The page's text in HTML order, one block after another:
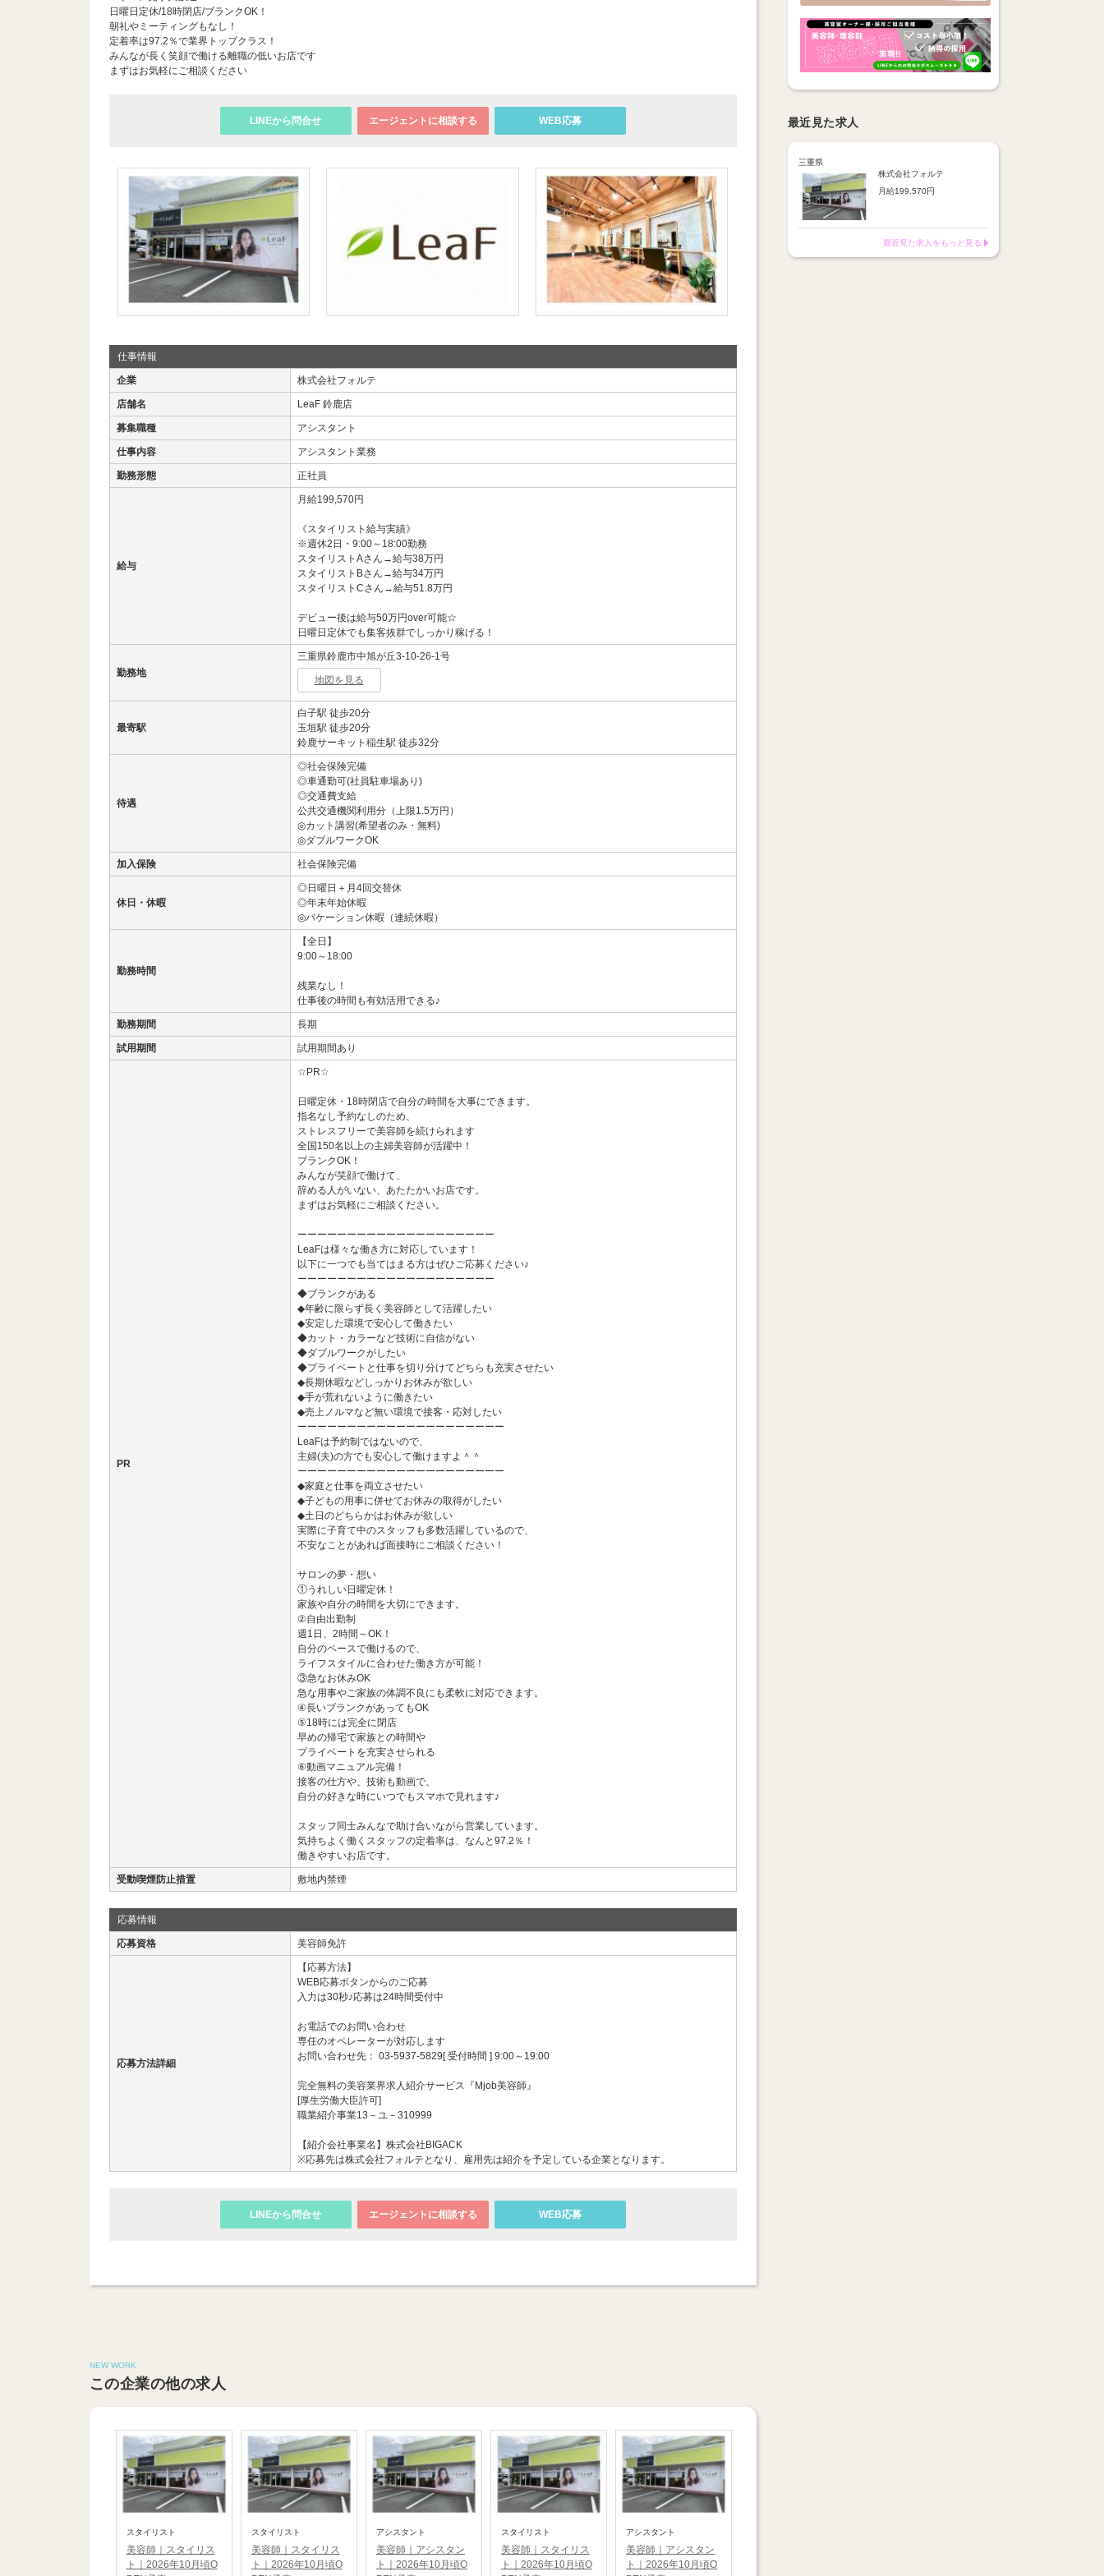
日曜日定休/18時閉店/ブランクOK！
朝礼やミーティングもなし！
定着率は97.2％で業界トップクラス！
みんなが長く笑顔で働ける離職の低いお店です
まずはお気軽にご相談ください
LINEから問合せ エージェントに相談する WEB応募
仕事情報
企業 株式会社フォルテ
店舗名 LeaF 鈴鹿店
募集職種 アシスタント
仕事内容 アシスタント業務
勤務形態 正社員
給与
月給199,570円
《スタイリスト給与実績》
※週休2日・9:00～18:00勤務
スタイリストAさん→給与38万円
スタイリストBさん→給与34万円
スタイリストCさん→給与51.8万円
デビュー後は給与50万円over可能☆
日曜日定休でも集客抜群でしっかり稼げる！
勤務地
三重県鈴鹿市中旭が丘3-10-26-1号
地図を見る
最寄駅
白子駅 徒歩20分
玉垣駅 徒歩20分
鈴鹿サーキット稲生駅 徒歩32分
待遇
◎社会保険完備
◎車通勤可(社員駐車場あり)
◎交通費支給
公共交通機関利用分（上限1.5万円）
◎カット講習(希望者のみ・無料)
◎ダブルワークOK
加入保険 社会保険完備
休日・休暇
◎日曜日＋月4回交替休
◎年末年始休暇
◎バケーション休暇（連続休暇）
勤務時間
【全日】
9:00～18:00
残業なし！
仕事後の時間も有効活用できる♪
勤務期間 長期
試用期間 試用期間あり
PR
☆PR☆
日曜定休・18時閉店で自分の時間を大事にできます。
指名なし予約なしのため、
ストレスフリーで美容師を続けられます
全国150名以上の主婦美容師が活躍中！
ブランクOK！
みんなが笑顔で働けて、
辞める人がいない、あたたかいお店です。
まずはお気軽にご相談ください。
ーーーーーーーーーーーーーーーーーーーー
LeaFは様々な働き方に対応しています！
以下に一つでも当てはまる方はぜひご応募ください♪
ーーーーーーーーーーーーーーーーーーーー
◆ブランクがある
◆年齢に限らず長く美容師として活躍したい
◆安定した環境で安心して働きたい
◆カット・カラーなど技術に自信がない
◆ダブルワークがしたい
◆プライベートと仕事を切り分けてどちらも充実させたい
◆長期休暇などしっかりお休みが欲しい
◆手が荒れないように働きたい
◆売上ノルマなど無い環境で接客・応対したい
ーーーーーーーーーーーーーーーーーーーーー
LeaFは予約制ではないので、
主婦(夫)の方でも安心して働けますよ＾＾
ーーーーーーーーーーーーーーーーーーーーー
◆家庭と仕事を両立させたい
◆子どもの用事に併せてお休みの取得がしたい
◆土日のどちらかはお休みが欲しい
実際に子育て中のスタッフも多数活躍しているので、
不安なことがあれば面接時にご相談ください！
サロンの夢・想い
①うれしい日曜定休！
家族や自分の時間を大切にできます。
②自由出勤制
週1日、2時間～OK！
自分のペースで働けるので、
ライフスタイルに合わせた働き方が可能！
③急なお休みOK
急な用事やご家族の体調不良にも柔軟に対応できます。
④長いブランクがあってもOK
⑤18時には完全に閉店
早めの帰宅で家族との時間や
プライベートを充実させられる
⑥動画マニュアル完備！
接客の仕方や、技術も動画で、
自分の好きな時にいつでもスマホで見れます♪
スタッフ同士みんなで助け合いながら営業しています。
気持ちよく働くスタッフの定着率は、なんと97.2％！
働きやすいお店です。
受動喫煙防止措置 敷地内禁煙
応募情報
応募資格 美容師免許
応募方法詳細
【応募方法】
WEB応募ボタンからのご応募
入力は30秒♪応募は24時間受付中
お電話でのお問い合わせ
専任のオペレーターが対応します
お問い合わせ先： 03-5937-5829[ 受付時間 ] 9:00～19:00
完全無料の美容業界求人紹介サービス『Mjob美容師』
[厚生労働大臣許可]
職業紹介事業13－ユ－310999
【紹介会社事業名】株式会社BIGACK
※応募先は株式会社フォルテとなり、雇用先は紹介を予定している企業となります。
LINEから問合せ エージェントに相談する WEB応募
NEW WORK
この企業の他の求人
スタイリスト
美容師｜スタイリス
ト｜2026年10月頃O
スタイリスト
美容師｜スタイリス
ト｜2026年10月頃O
アシスタント
美容師｜アシスタン
ト｜2026年10月頃O
スタイリスト
美容師｜スタイリス
ト｜2026年10月頃O
アシスタント
美容師｜アシスタン
ト｜2026年10月頃O
最近見た求人
三重県
株式会社フォルテ
月給199,570円
スタイリストAさん→給与38
万円
最近見た求人をもっと見る